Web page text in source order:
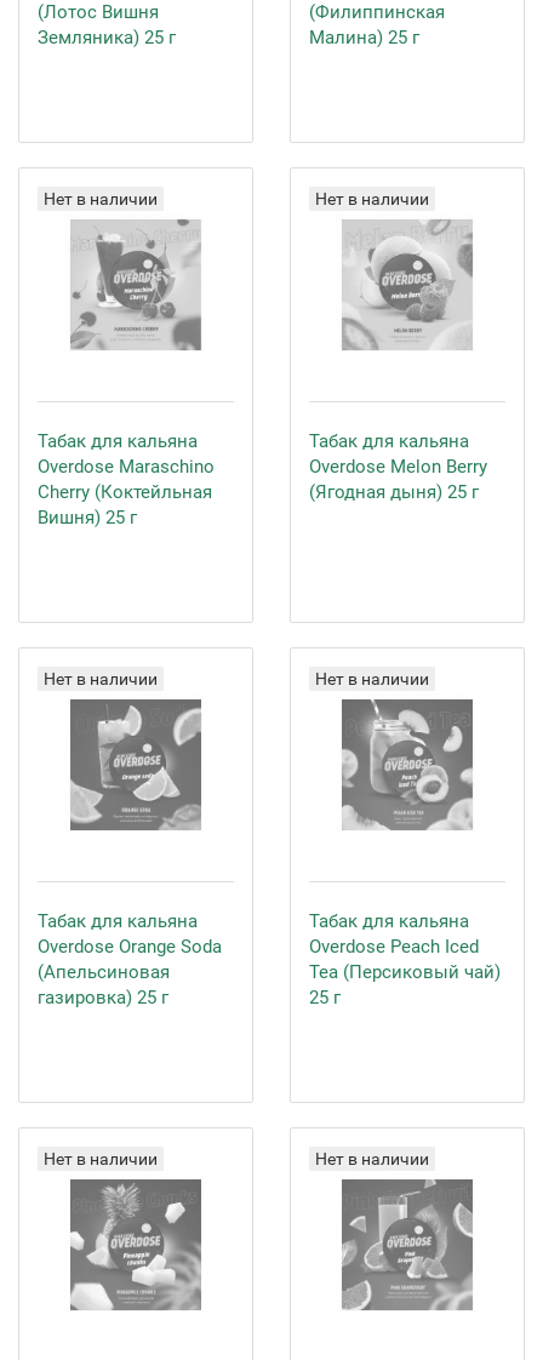
(Лотос Вишня
Земляника) 25 г
(Филиппинская
Малина) 25 г
Нет в наличии
Табак для кальяна
Overdose Maraschino
Cherry (Коктейльная
Вишня) 25 г
Нет в наличии
Табак для кальяна
Overdose Melon Berry
(Ягодная дыня) 25 г
Нет в наличии
Табак для кальяна
Overdose Orange Soda
(Апельсиновая
газировка) 25 г
Нет в наличии
Табак для кальяна
Overdose Peach Iced
Tea (Персиковый чай)
25 г
Нет в наличии Нет в наличии